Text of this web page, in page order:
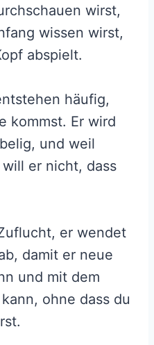
wirst,
wissen wirst,
abspielt.
häufig,
kommst. Er wird
und weil
er nicht, dass
er wendet
damit er neue
und mit dem
ohne dass du